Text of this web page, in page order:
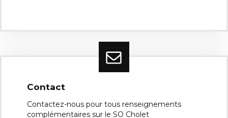
Contact
Contactez-nous pour tous renseignements
complémentaires sur le SO Cholet